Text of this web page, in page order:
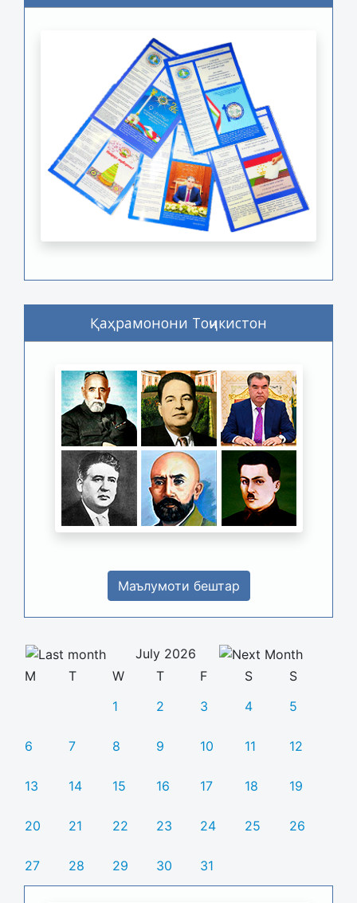
Қаҳрамонони Тоҷикистон
Маълумоти бештар
July 2026
M
T W T F S
S
1
2 3 4 5
6 7 8 9 10 11 12
13 14 15 16 17 18 19
20 21 22 23 24 25 26
27 28 29 30 31